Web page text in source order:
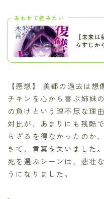
あわせて読みたい
【未来
らすじか
【感想】 美都の過去は
チキンを心から喜ぶ姉妹
の負けという理不尽な理
対比が、あまりにも残酷
らざるを得なかったのか
きて、言葉を失いました
死を選ぶシーンは、悲壮
うになりました。